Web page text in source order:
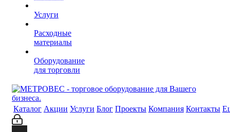
Услуги
Расходные
материалы
Оборудование
для торговли
Каталог Акции Услуги Блог Проекты Компания Контакты